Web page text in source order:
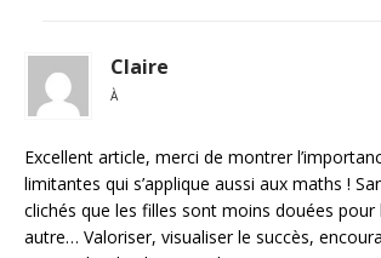
Claire
À
Excellent article, merci de montrer
limitantes qui s’applique aussi aux maths !
clichés que les filles sont moins douées pour
autre… Valoriser, visualiser le succès,